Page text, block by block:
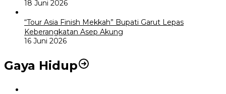
18 Juni 2026
“Tour Asia Finish Mekkah” Bupati Garut Lepas
Keberangkatan Asep Akung
16 Juni 2026
Gaya Hidup